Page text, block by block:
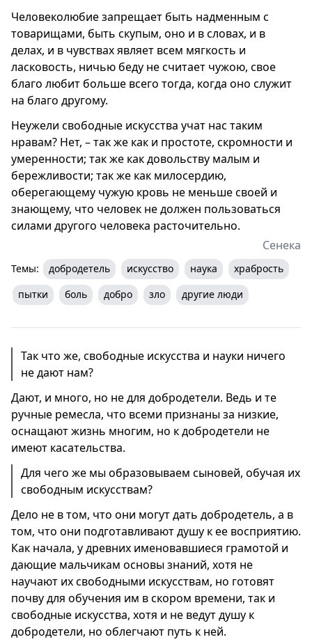
Человеколюбие запрещает быть надменным с
товарищами, быть скупым, оно и в словах, и в
делах, и в чувствах являет всем мягкость и
ласковость, ничью беду не считает чужою, свое
благо любит больше всего тогда, когда оно служит
на благо другому.
Неужели свободные искусства учат нас таким
нравам? Нет, – так же как и простоте, скромности и
умеренности; так же как довольству малым и
бережливости; так же как милосердию,
оберегающему чужую кровь не меньше своей и
знающему, что человек не должен пользоваться
силами другого человека расточительно.
Сенека
Темы: добродетель искусство наука
храбрость
пытки
боль добро зло другие люди
Так что же, свободные искусства и науки ничего
не дают нам?
Дают, и много, но не для добродетели. Ведь и те
ручные ремесла, что всеми признаны за низкие,
оснащают жизнь многим, но к добродетели не
имеют касательства.
Для чего же мы образовываем сыновей, обучая их
свободным искусствам?
Дело не в том, что они могут дать добродетель, а в
том, что они подготавливают душу к ее восприятию.
Как начала, у древних именовавшиеся грамотой и
дающие мальчикам основы знаний, хотя не
научают их свободными искусствам, но готовят
почву для обучения им в скором времени, так и
свободные искусства, хотя и не ведут душу к
добродетели, но облегчают путь к ней.